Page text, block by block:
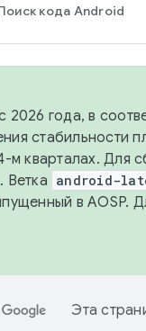
кода Android
2026 года, в
стабильности
м кварталах. Для
. Ветка android-
в AOSP.
Эта